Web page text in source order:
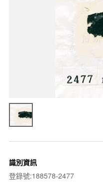
識別資訊
登錄號:188578-2477